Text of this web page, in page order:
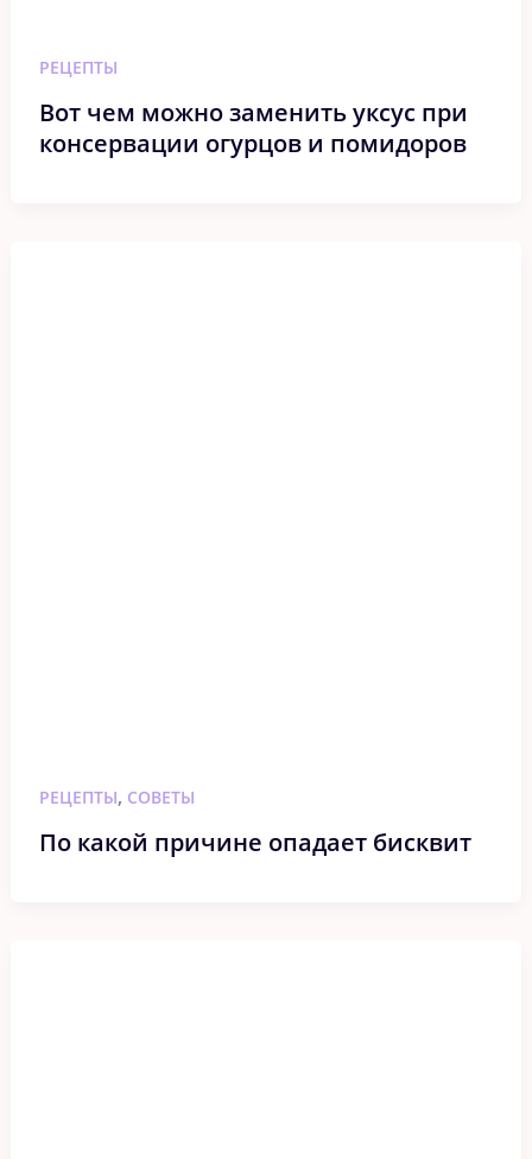
РЕЦЕПТЫ
Вот чем можно заменить уксус при
консервации огурцов и помидоров
РЕЦЕПТЫ, СОВЕТЫ
По какой причине опадает бисквит